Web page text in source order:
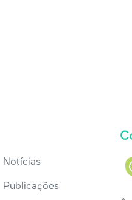
Notícias
Publicações